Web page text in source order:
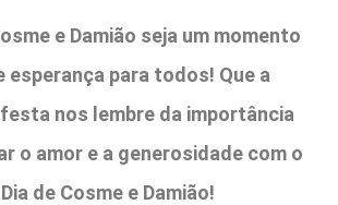
e Damião seja um momento
esperança para todos! Que a
nos lembre da importância
o amor e a generosidade com o
de Cosme e Damião!